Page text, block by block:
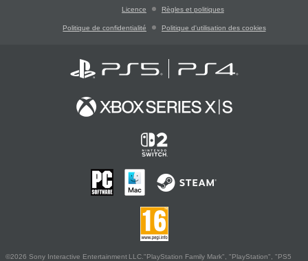
Licence Règles et politiques
Politique de confidentialité Politique d'utilisation des cookies
©2026 Sony Interactive Entertainment LLC."PlayStation Family Mark", "PlayStation", "PS5